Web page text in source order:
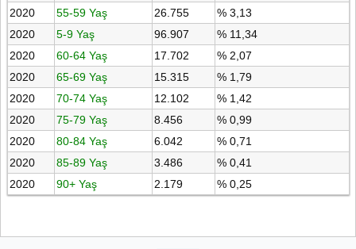
2020
55-59 Yaş 26.755
% 3,13
2020
5-9 Yaş 96.907
% 11,34
2020
60-64 Yaş 17.702
% 2,07
2020
65-69 Yaş 15.315
% 1,79
2020
70-74 Yaş 12.102
% 1,42
2020
75-79 Yaş 8.456
% 0,99
2020
80-84 Yaş 6.042
% 0,71
2020
85-89 Yaş 3.486
% 0,41
2020
90+ Yaş 2.179 % 0,25